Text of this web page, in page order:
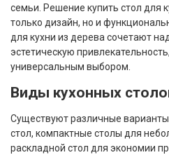
семьи. Решение купить стол для
только дизайн, но и
для кухни из дерева сочетают
эстетическую
универсальным выбором.
Виды кухонных
Существуют различные
стол, компактные столы для
раскладной стол для экономии